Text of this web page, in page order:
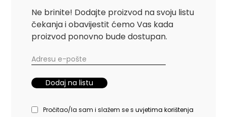
Ne brinite! Dodajte proizvod na svoju listu
čekanja i obavijestit ćemo Vas kada
proizvod ponovno bude dostupan.
Pročitao/la sam i slažem se suvjetima korištenja